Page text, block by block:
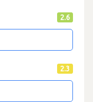
2.6
2.3